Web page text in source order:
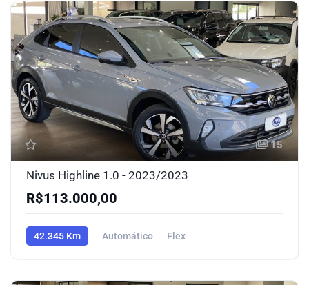
15
Nivus Highline 1.0 - 2023/2023
R$113.000,00
42.345 Km Automático Flex